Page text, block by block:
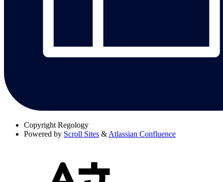
Copyright Regology
Powered by Scroll Sites & Atlassian Confluence